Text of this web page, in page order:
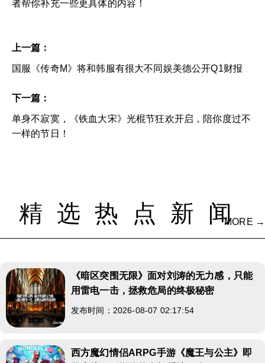
者帮你补充一些更具体的内容！
上一篇：
国服《传奇M》将和韩服有很大不同娱美德公开Q1财报
下一篇：
单身不寂寞，《铁血大宋》光棍节狂欢开启，陪你度过不
一样的节日！
精选热点新闻
MORE →
《暗区突围无限》面对刘涛的无力感，只能
用雷电一击，拯救危局的终极秘密
发布时间：2026-08-07 02:17:54
西方魔幻情侣ARPG手游《魔王与公主》即